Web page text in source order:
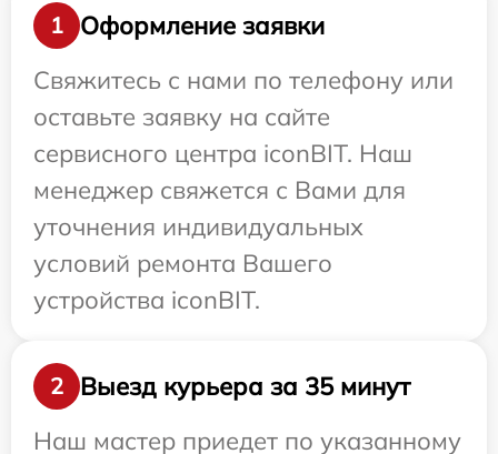
1
Оформление заявки
Свяжитесь с нами по телефону или
оставьте заявку на сайте
сервисного центра iconBIT. Наш
менеджер свяжется с Вами для
уточнения индивидуальных
условий ремонта Вашего
устройства iconBIT.
2
Выезд курьера за 35 минут
Наш мастер приедет по указанному